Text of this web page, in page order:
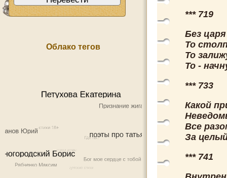
Облако тегов
*** 719
Без
То
То
То -
*** 733
Какой
Все
За
*** 741